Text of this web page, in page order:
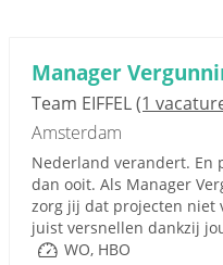
Manager
Team EIFFEL(1
Amsterdam
Nederland verandert. En
dan ooit. Als Manager
zorg jij dat projecten niet
juist versnellen dankzij
WO, HBO